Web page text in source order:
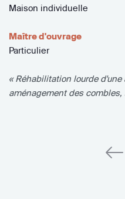
Maison individuelle
Maître d'ouvrage
Particulier
« Réhabilitation lourde
aménagement des combles,